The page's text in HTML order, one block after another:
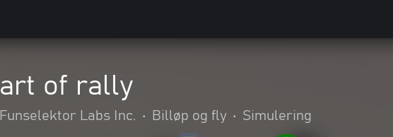
art of rally
Funselektor Labs Inc. • Billøp og fly • Simulering